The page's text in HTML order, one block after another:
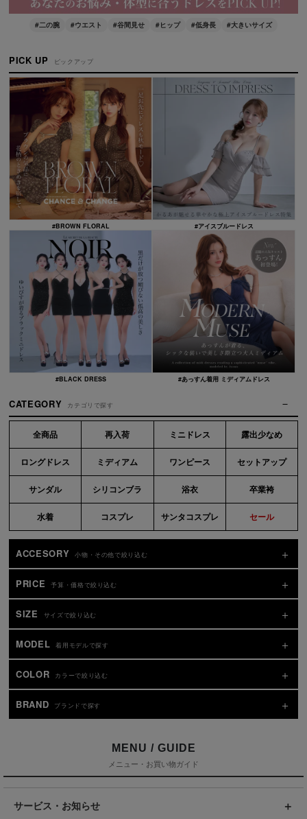
#二の腕 #ウエスト #谷間見せ #ヒップ #低身長 #大きいサイズ
PICK UP ピックアップ
#BROWN FLORAL #アイスブルードレス
#BLACK DRESS #あっすん着用 ミディアムドレス
CATEGORY カテゴリで探す
全商品 再入荷 ミニドレス 露出少なめ
ロングドレス ミディアム ワンピース セットアップ
サンダル シリコンブラ 浴衣 卒業袴
水着 コスプレ サンタコスプレ セール
ACCESORY 小物・その他で絞り込む
PRICE 予算・価格で絞り込む
SIZE サイズで絞り込む
MODEL 着用モデルで探す
COLOR カラーで絞り込む
BRAND ブランドで探す
MENU / GUIDE
メニュー・お買い物ガイド
サービス・お知らせ